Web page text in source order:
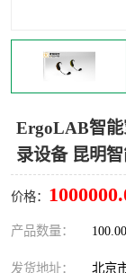
ErgoLAB智能
录设备 昆明
价格：
产品数量：
发货地址： 北京